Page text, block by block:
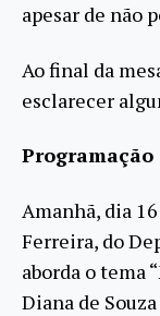
apesar de não
Ao final da
esclarecer
Programação
Amanhã, dia
Ferreira, do
aborda o tema
Diana de